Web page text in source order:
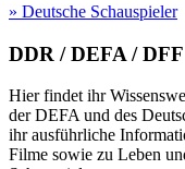
» Deutsche Schauspieler
DDR / DEFA / DFF
Hier findet ihr
der DEFA und des
ihr ausführliche
Filme sowie zu Leben